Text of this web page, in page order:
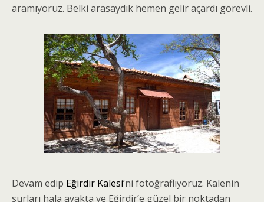
aramıyoruz. Belki arasaydık hemen gelir açardı görevli.
Devam edip Eğirdir Kalesi’ni fotoğraflıyoruz. Kalenin
surları hala ayakta ve Eğirdir’e güzel bir noktadan